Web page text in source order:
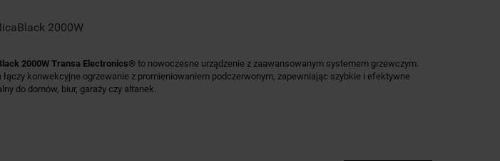
2000W
2000W Transa Electronics®to nowoczesne urządzenie z zaawansowanym systemem grzewczym.
łączy konwekcyjne ogrzewanie z promieniowaniem podczerwonym, zapewniając szybkie i efektywne
do domów, biur, garaży czy altanek.